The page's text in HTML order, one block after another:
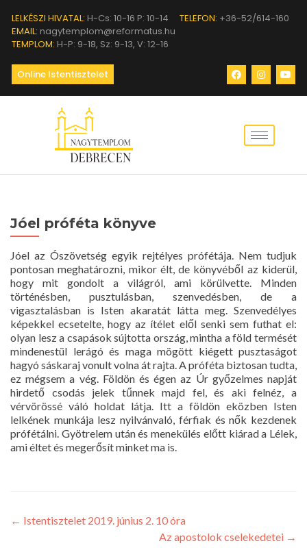
LELKÉSZI HIVATAL: H-Cs: 10-16 P: 10-14 TELEFON: +36-52/614-160
EMAIL: nagytemplom@reformatus.hu
TEMPLOM: H-P: 9-18, Sz: 9-13, V: 12-16
Online Istentisztelet
Jóel próféta könyve
Jóel az Ószövetség egyik rejtélyes prófétája. Nem tudjuk
pontosan meghatározni, mikor élt, de könyvéből az kiderül,
hogy mit gondolt a világról, ami körülvette. Minden
történésben, pusztulásban, szenvedésben, de a
vigasztalásban is Isten akaratát látta meg. Szenvedélyes
képekkel ecsetelte, hogy az ítélet elől senki sem futhat el:
olyan lesz a csapások sújtotta ország, mintha a föld termését
mindenestül lerágó és maga mögött kiégett pusztaságot
hagyó sáskaraj vonult volna át rajta. A próféta biztosan tudta,
ez mégsem a vég. Földön és égen az Úr győzelmes napját
hirdető csodás jelek tűnnek majd fel, és aki felnéz, a
vérvörössé váló holdat látja. Itt a földön eközben Isten
lelkének munkája lesz nyilvánvaló, férfiak és nők kezdenek
prófétálni. Gyötrelem után és menekülés előtt kiárad a Lélek,
ami éltet és megerősít minket ma is.
← Istentisztelet 2019. június 2. 10 óra
Az apostolok cselekedetei →